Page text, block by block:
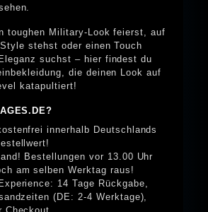
toughen Military-Look feierst, auf
stehst oder einen Touch
suchst – hier findest du
die deinen Look auf
katapultiert!
innerhalb Deutschlands
Bestellungen vor 13.00 Uhr
am selben Werktag raus!
14 Tage Rückgabe,
(DE: 2-4 Werktage),